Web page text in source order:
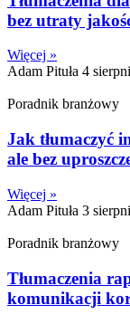
bez utraty
Więcej »
Adam Pituła 4
Poradnik branżowy
Jak tłumaczyć
ale bez
Więcej »
Adam Pituła 3
Poradnik branżowy
Tłumaczenia
komunikacji